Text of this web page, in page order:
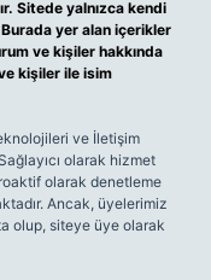
Sitede yalnızca kendi
Burada yer alan içerikler
ve kişiler hakkında
kişiler ile isim
ve İletişim
olarak hizmet
olarak denetleme
Ancak, üyelerimiz
olup, siteye üye olarak